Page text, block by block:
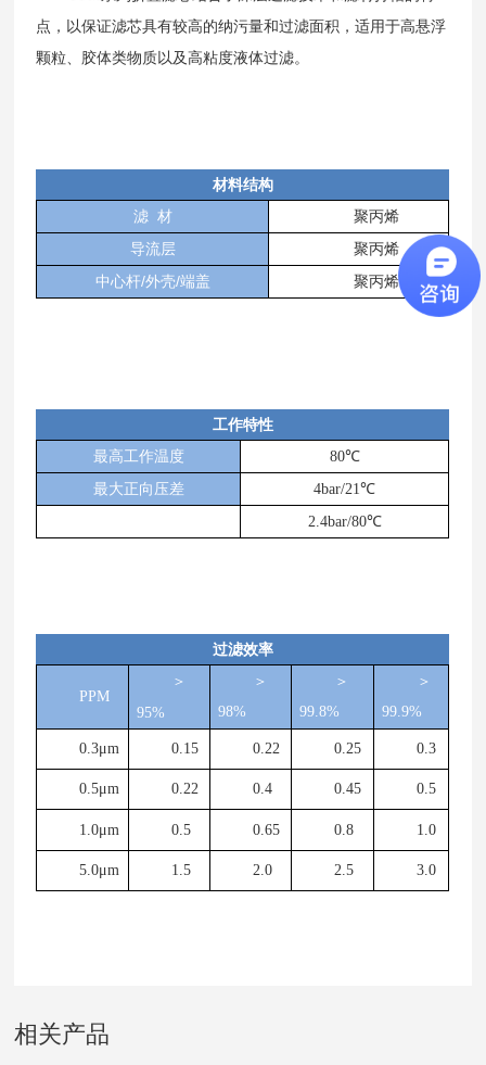
点，以保证滤芯具有较高的纳污量和过滤面积，适用于高悬浮
颗粒、胶体类物质以及高粘度液体过滤。
材料结构
滤材
聚丙烯
导流层
聚丙烯
中心杆/外壳/端盖 聚丙烯
工作特性
最高工作温度 80℃
最大正向压差
4bar/21℃
2.4bar/80℃
过滤效率
PPM
＞
95%
＞
98%
＞
99.8%
＞
99.9%
0.3μm 0.15 0.22 0.25 0.3
0.5μm 0.22 0.4 0.45 0.5
1.0μm 0.5 0.65 0.8 1.0
5.0μm 1.5 2.0 2.5 3.0
相关产品